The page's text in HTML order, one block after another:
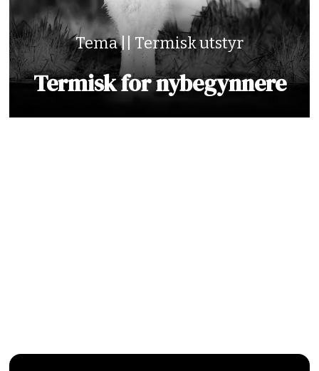
Tema || Termisk utstyr
Termisk for nybegynnere